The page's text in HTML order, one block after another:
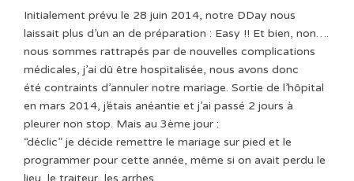
Initialement prévu le 28 juin 2014, notre DDay nous
laissait plus d’un an de préparation : Easy !! Et bien, non….
nous sommes rattrapés par de nouvelles complications
médicales, j’ai dû être hospitalisée, nous avons donc
été contraints d’annuler notre mariage. Sortie de l’hôpital
en mars 2014, j’étais anéantie et j’ai passé 2 jours à
pleurer non stop. Mais au 3ème jour :
“déclic” je décide remettre le mariage sur pied et le
programmer pour cette année, même si on avait perdu le
lieu, le traiteur, les arrhes …